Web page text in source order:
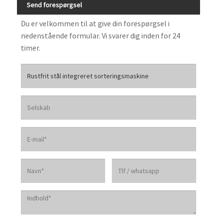
Send forespørgsel
Du er velkommen til at give din forespørgsel i
nedenstående formular. Vi svarer dig inden for 24
timer.